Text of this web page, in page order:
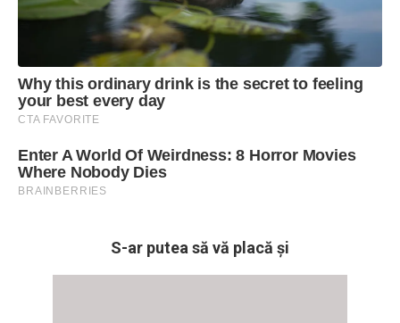
S-ar putea să vă placă și